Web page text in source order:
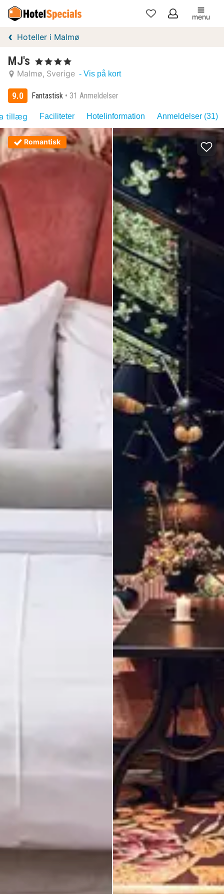
Mine
menu
Hoteller i Malmø
MJ's , 4 Stjerner
Malmø Sverige - Vis på kort
9.0 Fantastisk 31 Anmeldelser
tillæg Faciliteter Hotelinformation Anmeldelser (31)
Romantisk